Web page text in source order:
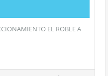
EL ROBLE A